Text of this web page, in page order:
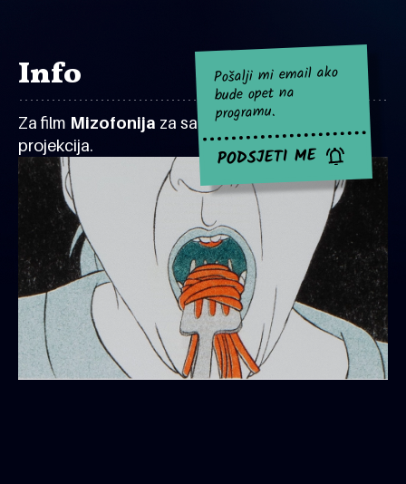
Info
Za film Mizofonija za sad nema najavljenih
projekcija.
Pošalji mi email ako
bude opet na
programu.
PODSJETI ME